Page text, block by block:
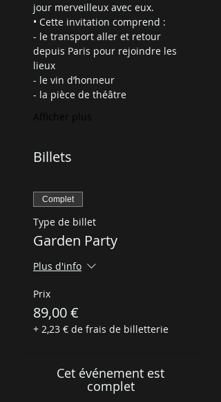
jour merveilleux avec eux.
• Cette invitation comprend :
- le transport aller et retour
depuis Paris pour rejoindre les
lieux
- le vin d’honneur
- la pièce de théâtre
Afficher plus
Billets
Complet
Type de billet
Garden Party
Plus d'info
Prix
89,00 €
+ 2,23 € de frais de billetterie
Cet événement est
complet